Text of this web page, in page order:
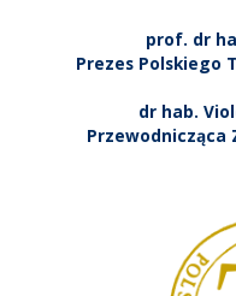
prof. dr
Prezes Polskiego
dr hab.
Przewodnicząca